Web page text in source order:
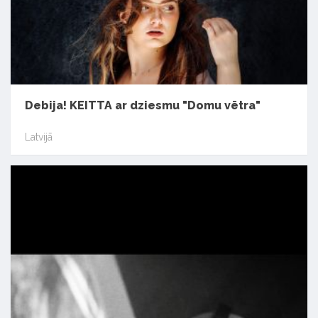
Debija! KEITTA ar dziesmu "Domu vētra"
Latvijā